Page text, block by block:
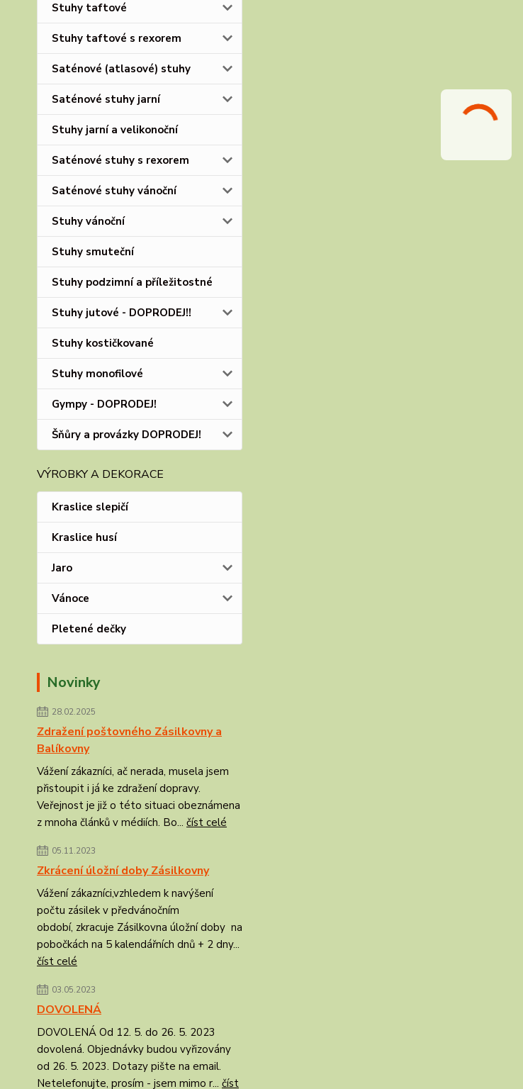
Stuhy taftové
Stuhy taftové s rexorem
Saténové (atlasové) stuhy
Saténové stuhy jarní
Stuhy jarní a velikonoční
Saténové stuhy s rexorem
Saténové stuhy vánoční
Stuhy vánoční
Stuhy smuteční
Stuhy podzimní a příležitostné
Stuhy jutové - DOPRODEJ!!
Stuhy kostičkované
Stuhy monofilové
Gympy - DOPRODEJ!
Šňůry a provázky DOPRODEJ!
VÝROBKY A DEKORACE
Kraslice slepičí
Kraslice husí
Jaro
Vánoce
Pletené dečky
Novinky
28.02.2025
Zdražení poštovného Zásilkovny a
Balíkovny
Vážení zákazníci, ač nerada, musela jsem
přistoupit i já ke zdražení dopravy.
Veřejnost je již o této situaci obeznámena
z mnoha článků v médiích. Bo... číst celé
05.11.2023
Zkrácení úložní doby Zásilkovny
Vážení zákazníci,vzhledem k navýšení
počtu zásilek v předvánočním
období, zkracuje Zásilkovna úložní doby na
pobočkách na 5 kalendářních dnů + 2 dny...
číst celé
03.05.2023
DOVOLENÁ
DOVOLENÁ Od 12. 5. do 26. 5. 2023
dovolená. Objednávky budou vyřizovány
od 26. 5. 2023. Dotazy pište na email.
Netelefonujte, prosím - jsem mimo r... číst